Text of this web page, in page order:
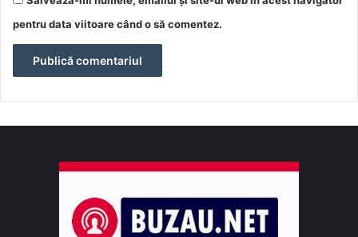
pentru data viitoare când o să comentez.